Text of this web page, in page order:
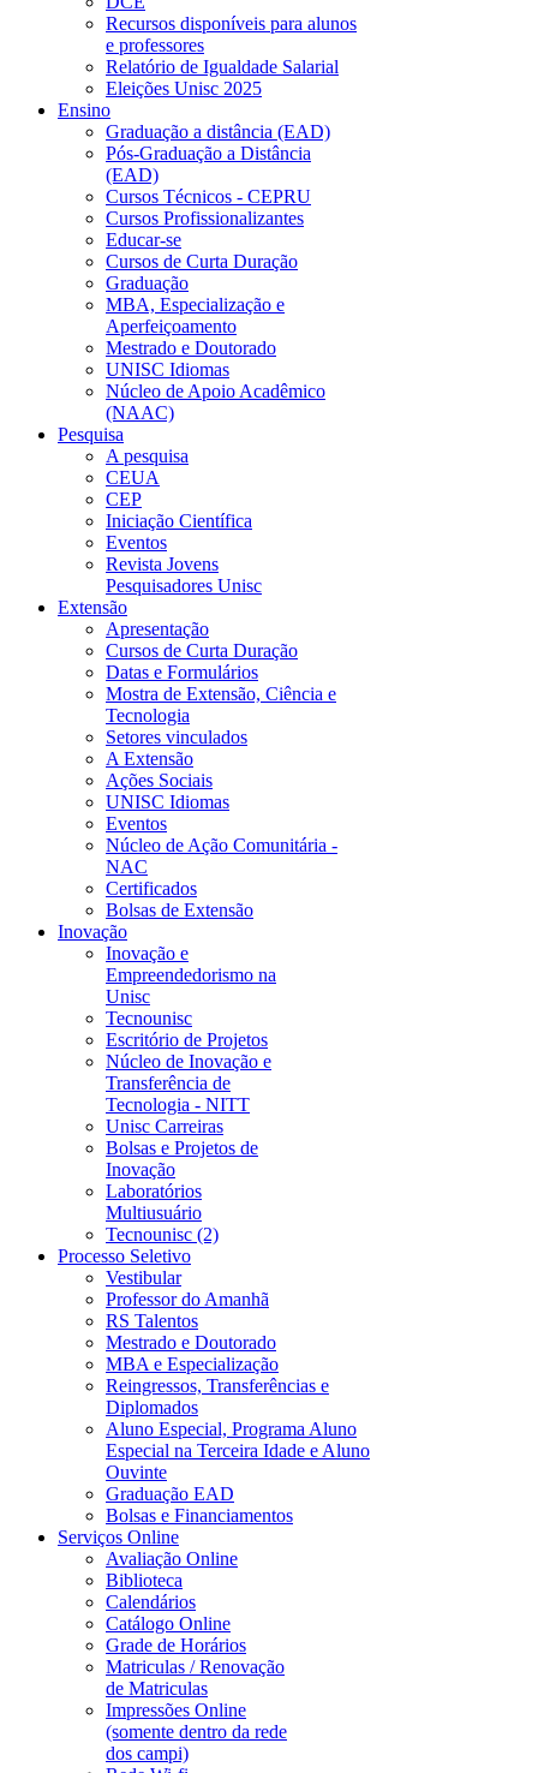
Recursos disponíveis para alunos
e professores
Relatório de Igualdade Salarial
Eleições Unisc 2025
Ensino
Graduação a distância (EAD)
Pós-Graduação a Distância
(EAD)
Cursos Técnicos - CEPRU
Cursos Profissionalizantes
Educar-se
Cursos de Curta Duração
Graduação
MBA, Especialização e
Aperfeiçoamento
Mestrado e Doutorado
UNISC Idiomas
Núcleo de Apoio Acadêmico
(NAAC)
Pesquisa
A pesquisa
CEUA
CEP
Iniciação Científica
Eventos
Revista Jovens
Pesquisadores Unisc
Extensão
Apresentação
Cursos de Curta Duração
Datas e Formulários
Mostra de Extensão, Ciência e
Tecnologia
Setores vinculados
A Extensão
Ações Sociais
UNISC Idiomas
Eventos
Núcleo de Ação Comunitária -
NAC
Certificados
Bolsas de Extensão
Inovação
Inovação e
Empreendedorismo na
Unisc
Tecnounisc
Escritório de Projetos
Núcleo de Inovação e
Transferência de
Tecnologia - NITT
Unisc Carreiras
Bolsas e Projetos de
Inovação
Laboratórios
Multiusuário
Tecnounisc (2)
Processo Seletivo
Vestibular
Professor do Amanhã
RS Talentos
Mestrado e Doutorado
MBA e Especialização
Reingressos, Transferências e
Diplomados
Aluno Especial, Programa Aluno
Especial na Terceira Idade e Aluno
Ouvinte
Graduação EAD
Bolsas e Financiamentos
Serviços Online
Avaliação Online
Biblioteca
Calendários
Catálogo Online
Grade de Horários
Matriculas / Renovação
de Matriculas
Impressões Online
(somente dentro da rede
dos campi)